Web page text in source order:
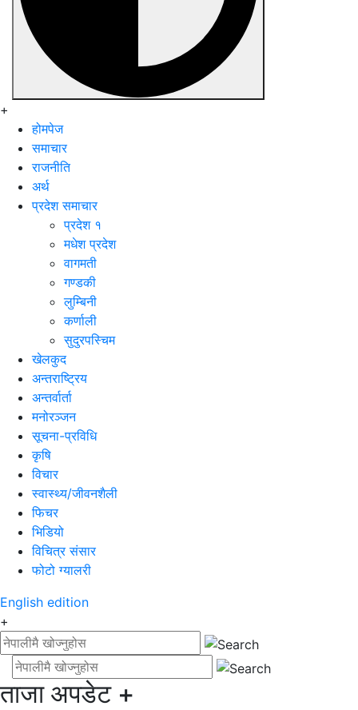
+
होमपेज
समाचार
राजनीति
अर्थ
प्रदेश समाचार
प्रदेश १
मधेश प्रदेश
वागमती
गण्डकी
लुम्बिनी
कर्णाली
सुदुरपस्चिम
खेलकुद
अन्तराष्ट्रिय
अन्तर्वार्ता
मनोरञ्जन
सूचना-प्रविधि
कृषि
विचार
स्वास्थ्य/जीवनशैली
फिचर
भिडियो
विचित्र संसार
फोटो ग्यालरी
English edition
+
ताजा अपडेट +